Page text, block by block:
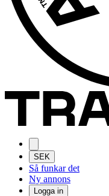
SEK
Så funkar det
Ny annons
Logga in